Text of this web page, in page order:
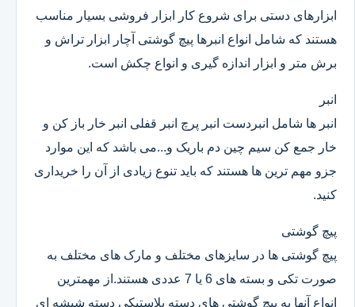
ابزارهای دستی برای شروع کار ابزار فروشی بسیار مناسب
هستند که شامل انواع انبرها پیچ گوشتی آچار ابزار تراش و
برش متر و ابزار اندازه گیری و انواع چکش است.
انبر
انبر ها شامل انبردست انبر پرچ انبر قفلی انبر خار باز کن و
خار جمع کن سیم چین دم باریک و...می باشد که این موارد
جزو مهم ترین ها هستند که باید تنوع زیادی از آن را خریداری
کنید.
پیچ گوشتی
پیچ گوشتی ها در سایزهای مختلف و مارک های مختلف به
صورت تکی و بسته های 6 یا 7 عددی هستند.از مهمترین
انواع آنها به پیچ گوشتی های دسته پلاستیکی دسته شیشه ای